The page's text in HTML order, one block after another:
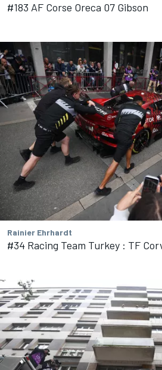
#183 AF Corse Oreca 07 Gibson
Rainier Ehrhardt
#34 Racing Team Turkey : TF